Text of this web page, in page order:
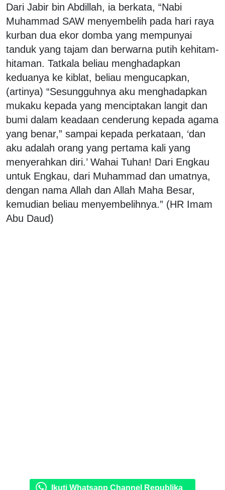
Dari Jabir bin Abdillah, ia berkata, “Nabi
Muhammad SAW menyembelih pada hari raya
kurban dua ekor domba yang mempunyai
tanduk yang tajam dan berwarna putih kehitam-
hitaman. Tatkala beliau menghadapkan
keduanya ke kiblat, beliau mengucapkan,
(artinya) “Sesungguhnya aku menghadapkan
mukaku kepada yang menciptakan langit dan
bumi dalam keadaan cenderung kepada agama
yang benar,” sampai kepada perkataan, ‘dan
aku adalah orang yang pertama kali yang
menyerahkan diri.’ Wahai Tuhan! Dari Engkau
untuk Engkau, dari Muhammad dan umatnya,
dengan nama Allah dan Allah Maha Besar,
kemudian beliau menyembelihnya.” (HR Imam
Abu Daud)
Ikuti Whatsapp Channel Republika